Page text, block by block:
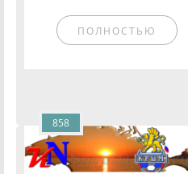
ПОЛНОСТЬЮ
858